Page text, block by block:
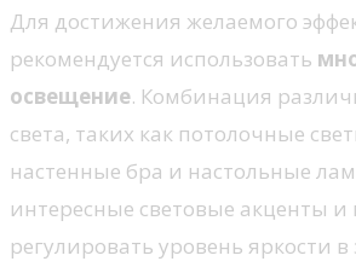
Для достижения желаемого
рекомендуется использовать
освещение. Комбинация
света, таких как потолочные
настенные бра и настольные
интересные световые акценты и
регулировать уровень яркости